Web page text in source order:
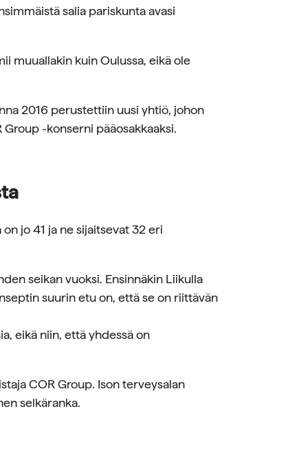
salia pariskunta avasi
muuallakin kuin Oulussa, eikä ole
2016 perustettiin uusi yhtiö, johon
-konserni pääosakkaaksi.
jo 41 ja ne sijaitsevat 32 eri
seikan vuoksi. Ensinnäkin Liikulla
suurin etu on, että se on riittävän
eikä niin, että yhdessä on
COR Group. Ison terveysalan
selkäranka.